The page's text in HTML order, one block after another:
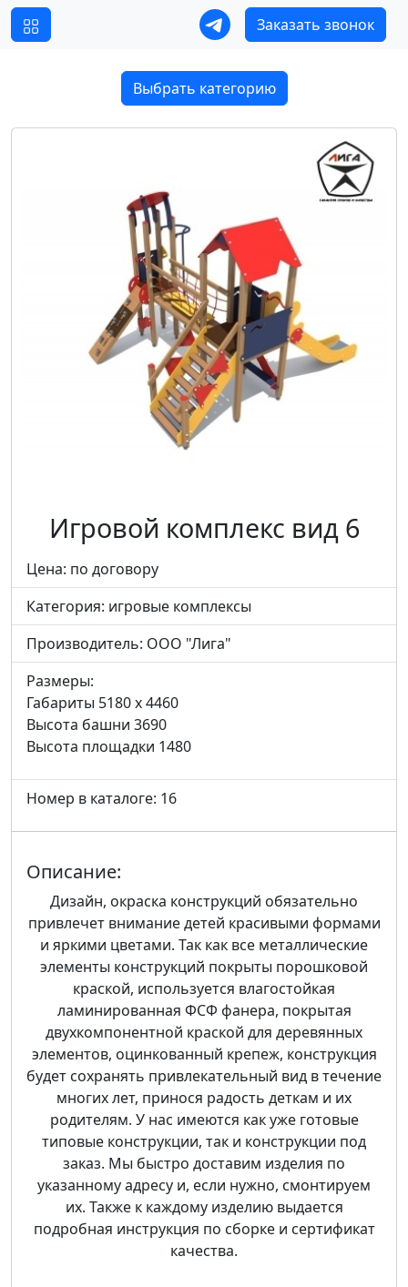
Заказать звонок
Выбрать категорию
Игровой комплекс вид 6
Цена: по договору
Категория: игровые комплексы
Производитель: ООО "Лига"
Размеры:
Габариты 5180 x 4460
Высота башни 3690
Высота площадки 1480
Номер в каталоге: 16
Описание:
Дизайн, окраска конструкций обязательно
привлечет внимание детей красивыми формами
и яркими цветами. Так как все металлические
элементы конструкций покрыты порошковой
краской, используется влагостойкая
ламинированная ФСФ фанера, покрытая
двухкомпонентной краской для деревянных
элементов, оцинкованный крепеж, конструкция
будет сохранять привлекательный вид в течение
многих лет, принося радость деткам и их
родителям. У нас имеются как уже готовые
типовые конструкции, так и конструкции под
заказ. Мы быстро доставим изделия по
указанному адресу и, если нужно, смонтируем
их. Также к каждому изделию выдается
подробная инструкция по сборке и сертификат
качества.